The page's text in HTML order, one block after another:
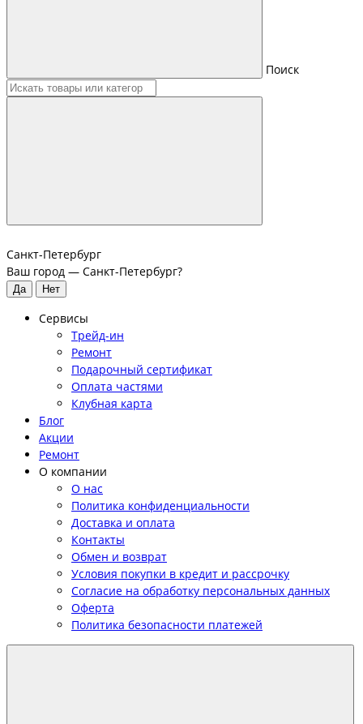
Поиск
Санкт-Петербург
Ваш город — Санкт-Петербург?
Сервисы
Трейд-ин
Ремонт
Подарочный сертификат
Оплата частями
Клубная карта
Блог
Акции
Ремонт
О компании
О нас
Политика конфиденциальности
Доставка и оплата
Контакты
Обмен и возврат
Условия покупки в кредит и рассрочку
Согласие на обработку персональных данных
Оферта
Политика безопасности платежей